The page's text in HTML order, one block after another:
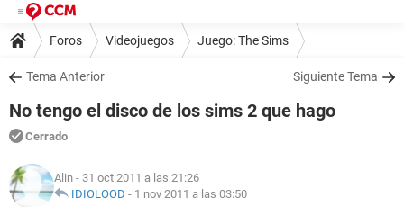
Foros Videojuegos Juego: The Sims
Tema Anterior Siguiente Tema
No tengo el disco de los sims 2 que hago
Cerrado
Alin - 31 oct 2011 a las 21:26
IDIOLOOD - 1 nov 2011 a las 03:50